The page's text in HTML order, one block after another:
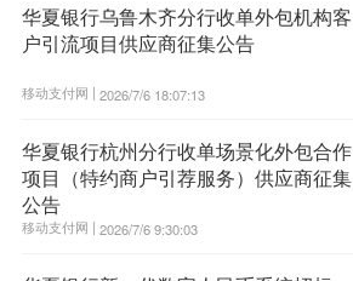
华夏银行乌鲁木齐分行收单外包机构客
户引流项目供应商征集公告
移动支付网 | 2026/7/6 18:07:13
华夏银行杭州分行收单场景化外包合作
项目（特约商户引荐服务）供应商征集
公告
移动支付网 | 2026/7/6 9:30:03